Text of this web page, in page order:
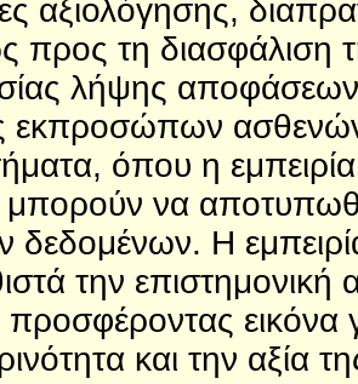
αξιολόγησης,
προς τη διασφάλιση
λήψης
εκπροσώπων ασθενών
όπου η
μπορούν να
δεδομένων. Η
την
προσφέροντας
και την αξία